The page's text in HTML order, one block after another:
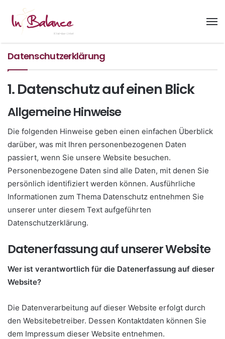
Datenschutzerklärung
1. Datenschutz auf einen Blick
Allgemeine Hinweise
Die folgenden Hinweise geben einen einfachen Überblick
darüber, was mit Ihren personenbezogenen Daten
passiert, wenn Sie unsere Website besuchen.
Personenbezogene Daten sind alle Daten, mit denen Sie
persönlich identifiziert werden können. Ausführliche
Informationen zum Thema Datenschutz entnehmen Sie
unserer unter diesem Text aufgeführten
Datenschutzerklärung.
Datenerfassung auf unserer Website
Wer ist verantwortlich für die Datenerfassung auf dieser
Website?
Die Datenverarbeitung auf dieser Website erfolgt durch
den Websitebetreiber. Dessen Kontaktdaten können Sie
dem Impressum dieser Website entnehmen.